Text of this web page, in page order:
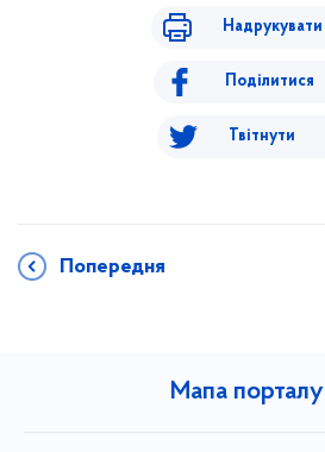
Надрукувати
Поділитися
Твітнути
Попередня
Мапа порталу